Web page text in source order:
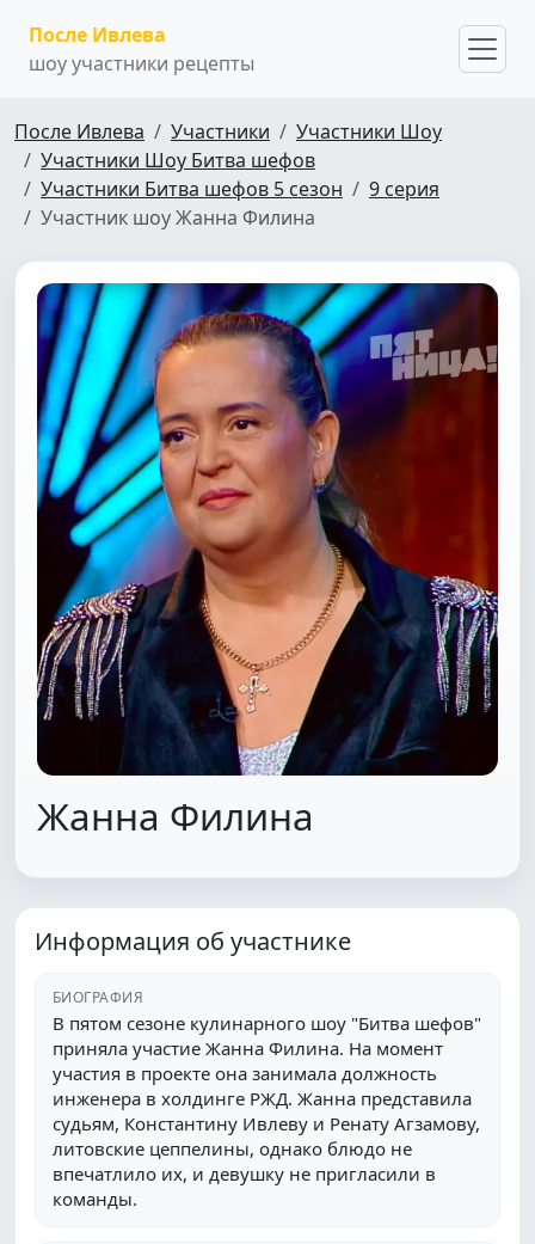
После Ивлева
шоу участники рецепты
После Ивлева Участники
Участники Шоу
Участники Шоу Битва шефов
Участники Битва шефов 5 сезон
9 серия
Участник шоу Жанна Филина
Жанна Филина
Информация об участнике
БИОГРАФИЯ
В пятом сезоне кулинарного шоу "Битва шефов"
приняла участие Жанна Филина. На момент
участия в проекте она занимала должность
инженера в холдинге РЖД. Жанна представила
судьям, Константину Ивлеву и Ренату Агзамову,
литовские цеппелины, однако блюдо не
впечатлило их, и девушку не пригласили в
команды.